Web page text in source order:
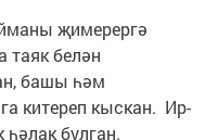
җимерергә
таяк белән
башы һәм
китереп кыскан. Ир-
булган.